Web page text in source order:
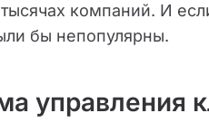
компаний. И
бы непопулярны.